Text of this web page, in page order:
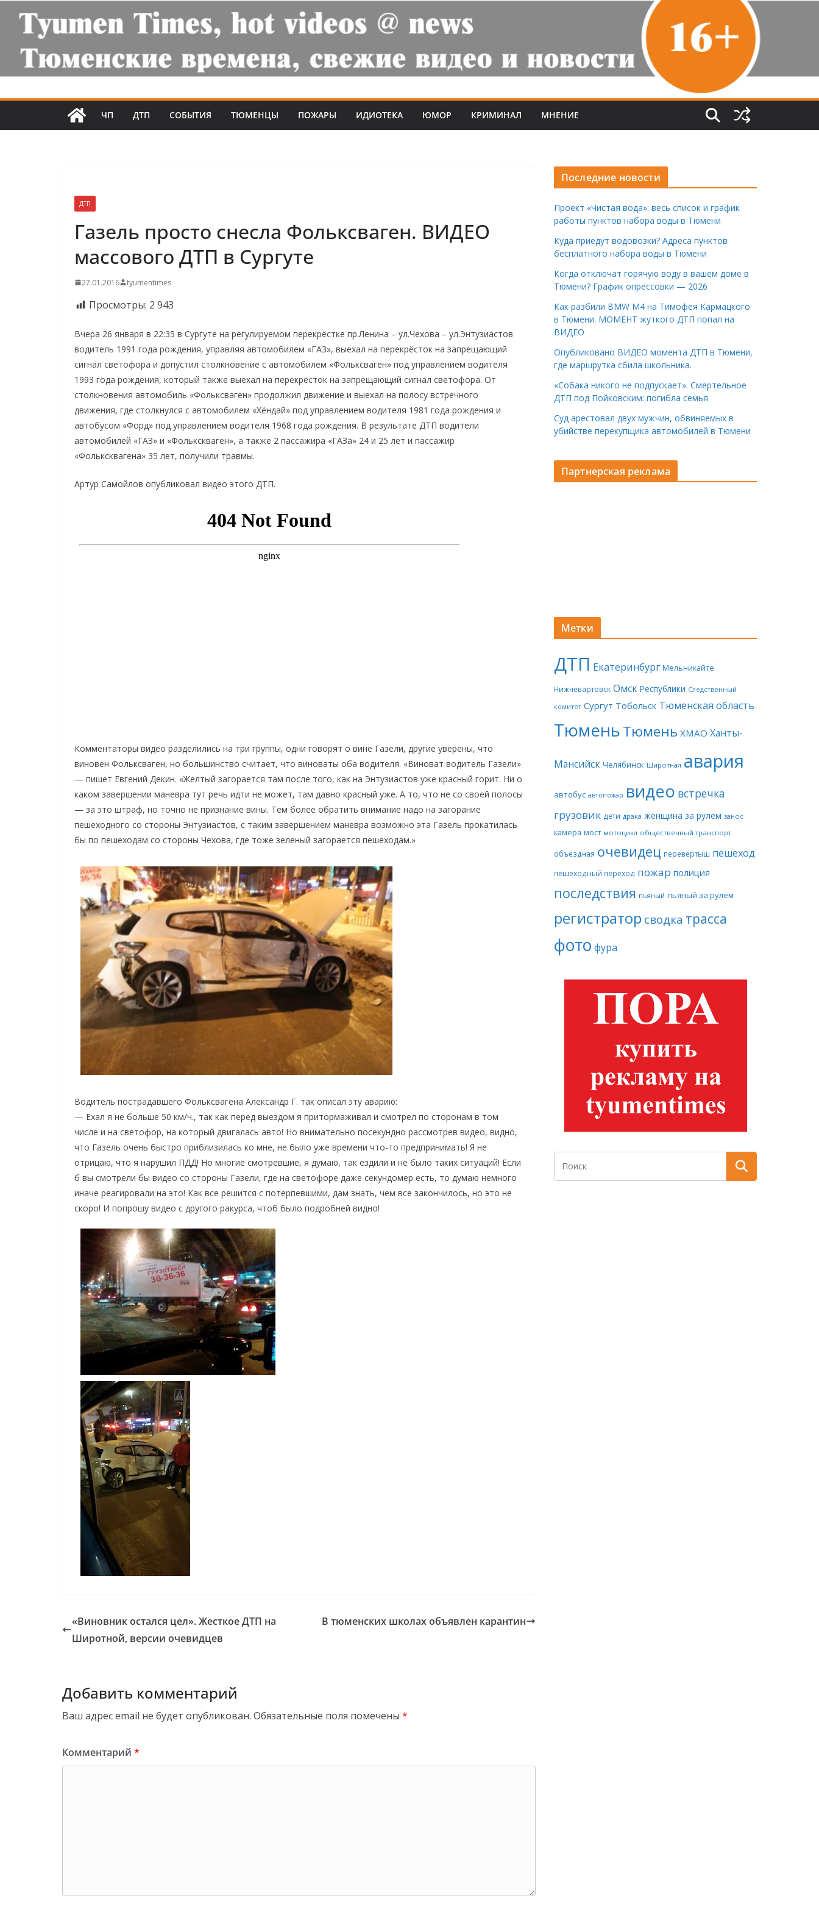
ЧП ДТП СОБЫТИЯ ТЮМЕНЦЫ ПОЖАРЫ ИДИОТЕКА ЮМОР КРИМИНАЛ МНЕНИЕ
ДТП
Газель просто снесла Фольксваген. ВИДЕО
массового ДТП в Сургуте
27.01.2016 tyumentimes
Просмотры: 2 943
Вчера 26 января в 22:35 в Сургуте на регулируемом перекрёстке пр.Ленина – ул.Чехова – ул.Энтузиастов
водитель 1991 года рождения, управляя автомобилем «ГАЗ», выехал на перекрёсток на запрещающий
сигнал светофора и допустил столкновение с автомобилем «Фольксваген» под управлением водителя
1993 года рождения, который также выехал на перекрёсток на запрещающий сигнал светофора. От
столкновения автомобиль «Фольксваген» продолжил движение и выехал на полосу встречного
движения, где столкнулся с автомобилем «Хёндай» под управлением водителя 1981 года рождения и
автобусом «Форд» под управлением водителя 1968 года рождения. В результате ДТП водители
автомобилей «ГАЗ» и «Фолькскваген», а также 2 пассажира «ГАЗа» 24 и 25 лет и пассажир
«Фольксквагена» 35 лет, получили травмы.
Артур Самойлов опубликовал видео этого ДТП.
Комментаторы видео разделились на три группы, одни говорят о вине Газели, другие уверены, что
виновен Фольксваген, но большинство считает, что виноваты оба водителя. «Виноват водитель Газели»
— пишет Евгений Декин. «Желтый загорается там после того, как на Энтузиастов уже красный горит. Ни о
каком завершении маневра тут речь идти не может, там давно красный уже. А то, что не со своей полосы
— за это штраф, но точно не признание вины. Тем более обратить внимание надо на загорание
пешеходного со стороны Энтузиастов, с таким завершением маневра возможно эта Газель прокатилась
бы по пешеходам со стороны Чехова, где тоже зеленый загорается пешеходам.»
Водитель пострадавшего Фольксвагена Александр Г. так описал эту аварию:
— Ехал я не больше 50 км/ч., так как перед выездом я притормаживал и смотрел по сторонам в том
числе и на светофор, на который двигалась авто! Но внимательно посекундно рассмотрев видео, видно,
что Газель очень быстро приблизилась ко мне, не было уже времени что-то предпринимать! Я не
отрицаю, что я нарушил ПДД! Но многие смотревшие, я думаю, так ездили и не было таких ситуаций! Если
б вы смотрели бы видео со стороны Газели, где на светофоре даже секундомер есть, то думаю немного
иначе реагировали на это! Как все решится с потерпевшими, дам знать, чем все закончилось, но это не
скоро! И попрошу видео с другого ракурса, чтоб было подробней видно!
«Виновник остался цел». Жесткое ДТП на
Широтной, версии очевидцев
В тюменских школах объявлен карантин
Добавить комментарий
Ваш адрес email не будет опубликован. Обязательные поля помечены *
Комментарий *
Последние новости
Проект «Чистая вода»: весь список и график
работы пунктов набора воды в Тюмени
Куда приедут водовозки? Адреса пунктов
бесплатного набора воды в Тюмени
Когда отключат горячую воду в вашем доме в
Тюмени? График опрессовки — 2026
Как разбили BMW M4 на Тимофея Кармацкого
в Тюмени. МОМЕНТ жуткого ДТП попал на
ВИДЕО
Опубликовано ВИДЕО момента ДТП в Тюмени,
где маршрутка сбила школьника.
«Собака никого не подпускает». Смертельное
ДТП под Пойковским: погибла семья
Суд арестовал двух мужчин, обвиняемых в
убийстве перекупщика автомобилей в Тюмени
Партнерская реклама
Метки
ДТП Екатеринбург Мельникайте
Нижневартовск Омск Республики Следственный
комитет Сургут Тобольск Тюменская область
ТюменьТюмень ХМАО Ханты-
Мансийск Челябинск Широтная авария
автобус автопожар видео встречка
грузовик дети драка женщина за рулем занос
камера мост мотоцикл общественный транспорт
объездная очевидец перевертыш пешеход
пешеходный переход пожар полиция
последствия пьяный пьяный за рулем
регистратор сводка трасса
фото фура